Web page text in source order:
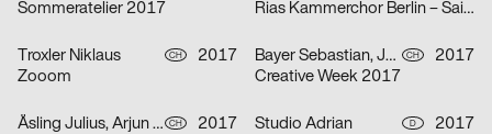
Sommeratelier 2017
Rias Kammerchor Berlin – Saison 2017/2018
Troxler Niklaus CH
2017
Zooom
Bayer Sebastian, Jara Vizcardo Nicole, Despotovic Filip, Meier Aline, Arjun Gilgen CH
2017
Creative Week 2017
Åsling Julius, Arjun Gilgen CH
2017
Studio Adrian D
2017